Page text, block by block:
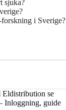
sjuka?
i Sverige?